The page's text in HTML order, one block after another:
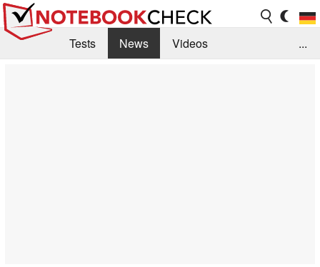
Tests News
Videos
...